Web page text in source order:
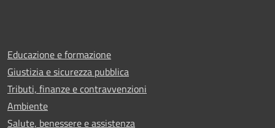
Educazione e formazione
Giustizia e sicurezza pubblica
Tributi, finanze e contravvenzioni
Ambiente
Salute, benessere e assistenza